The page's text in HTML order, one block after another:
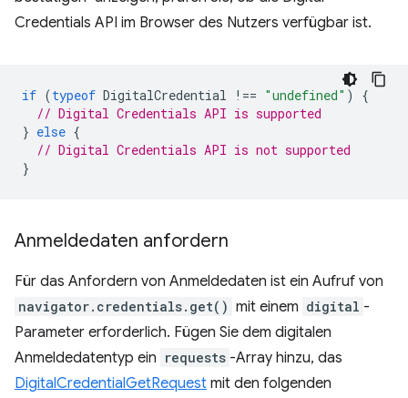
Credentials API im Browser des Nutzers verfügbar ist.
if (typeof DigitalCredential !== "undefined" )
{
// Digital Credentials API is supported
} else {
// Digital Credentials API is not supported
}
Anmeldedaten anfordern
Für das Anfordern von Anmeldedaten ist ein Aufruf von
navigator.credentials.get() mit einem digital -
Parameter erforderlich. Fügen Sie dem digitalen
Anmeldedatentyp ein requests -Array hinzu, das
DigitalCredentialGetRequest mit den folgenden